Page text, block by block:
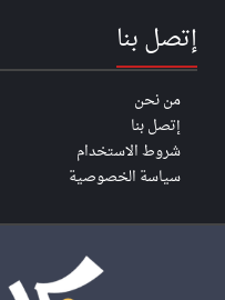
إتصل بنا
من نحن
إتصل بنا
شروط الاستخدام
سياسة الخصوصية